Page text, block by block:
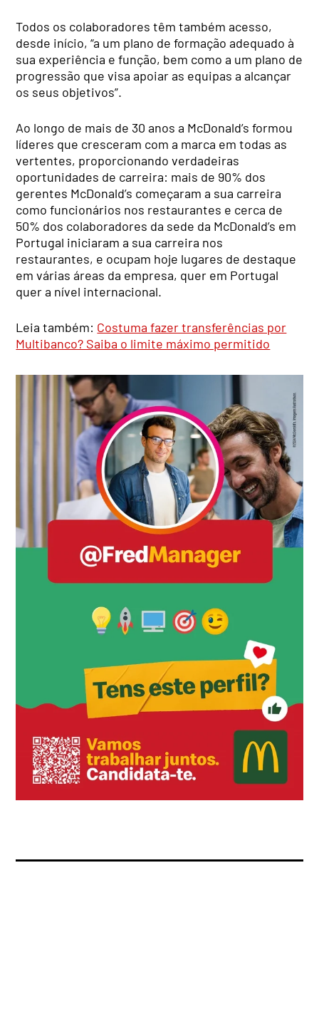
Todos os colaboradores têm também acesso,
desde início, “a um plano de formação adequado à
sua experiência e função, bem como a um plano de
progressão que visa apoiar as equipas a alcançar
os seus objetivos”.
Ao longo de mais de 30 anos a McDonald’s formou
líderes que cresceram com a marca em todas as
vertentes, proporcionando verdadeiras
oportunidades de carreira: mais de 90% dos
gerentes McDonald’s começaram a sua carreira
como funcionários nos restaurantes e cerca de
50% dos colaboradores da sede da McDonald’s em
Portugal iniciaram a sua carreira nos
restaurantes, e ocupam hoje lugares de destaque
em várias áreas da empresa, quer em Portugal
quer a nível internacional.
Leia também: Costuma fazer transferências por
Multibanco? Saiba o limite máximo permitido